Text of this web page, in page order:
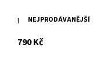
NEJPRODÁVANĚJŠÍ
Kožené hnědé
790 Kčs DPH